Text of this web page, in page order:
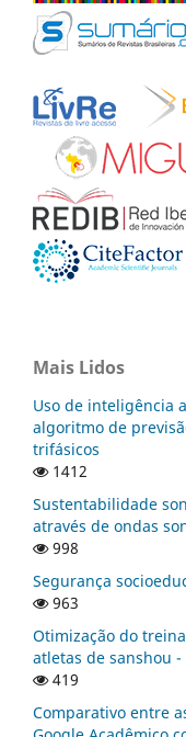
Mais Lidos
Uso de inteligência
algoritmo de
trifásicos
1412
Sustentabilidade
através de ondas
998
Segurança
963
Otimização do
atletas de sanshou
419
Comparativo entre